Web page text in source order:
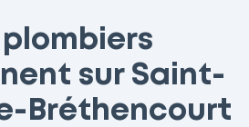
plombiers
sur Saint-
Bréthencourt